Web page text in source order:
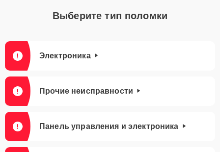
Выберите тип поломки
Электроника
Прочие неисправности
Панель управления и электроника